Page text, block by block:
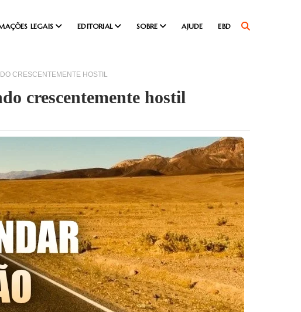
LEGAIS EDITORIAL SOBRE AJUDE EBD
CRESCENTEMENTE HOSTIL
crescentemente hostil